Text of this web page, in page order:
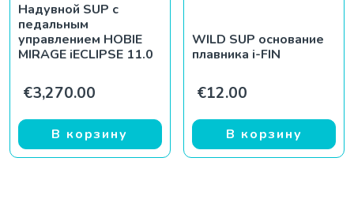
Надувной SUP с
педальным
управлением HOBIE
MIRAGE iECLIPSE 11.0
€3,270.00
В корзину
WILD SUP основание
плавника i-FIN
€12.00
В корзину